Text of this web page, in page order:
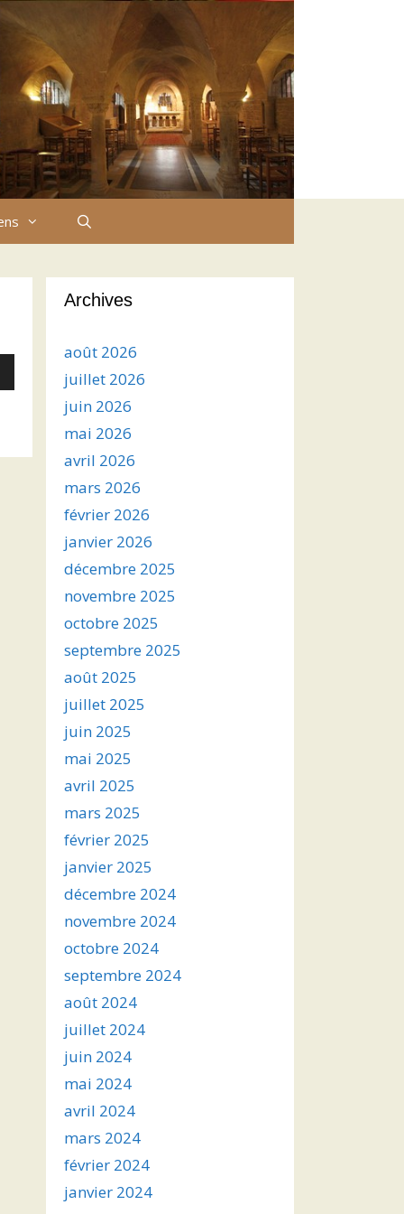
Archives
août 2026
juillet 2026
juin 2026
mai 2026
avril 2026
mars 2026
février 2026
janvier 2026
décembre 2025
novembre 2025
octobre 2025
septembre 2025
août 2025
juillet 2025
juin 2025
mai 2025
avril 2025
mars 2025
février 2025
janvier 2025
décembre 2024
novembre 2024
octobre 2024
septembre 2024
août 2024
juillet 2024
juin 2024
mai 2024
avril 2024
mars 2024
février 2024
janvier 2024